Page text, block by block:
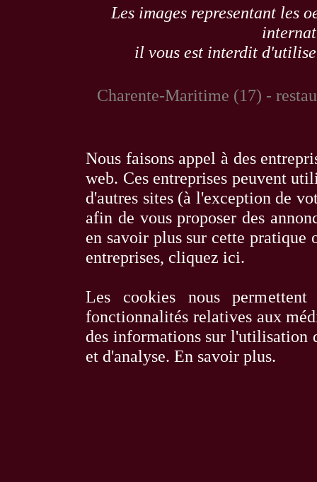
Les images representant les
il vous est interdit
Charente-Maritime (17) -
Nous faisons appel à des
web. Ces entreprises peuvent
d'autres sites (à l'exception de
afin de vous proposer des
en savoir plus sur cette pratique
entreprises, cliquez ici.
Les cookies nous
fonctionnalités relatives aux
des informations sur l'utilisation
et d'analyse. En savoir plus.